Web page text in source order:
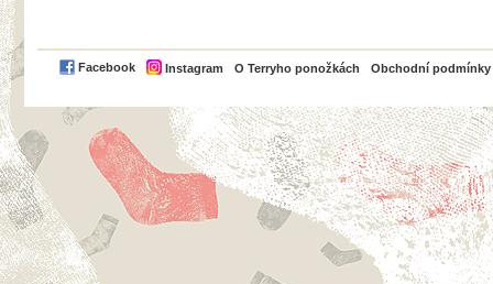
Facebook Instagram O Terryho ponožkách Obchodní podmínky
PayPal